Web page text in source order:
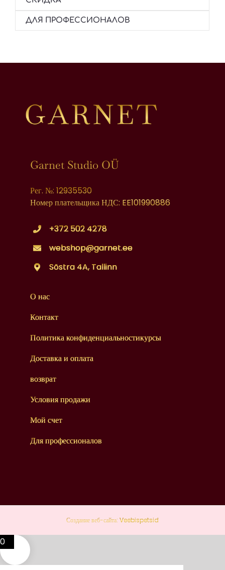
ДЛЯ ПРОФЕССИОНАЛОВ
Garnet Studio OÜ
Рег. №: 12935530
Номер плательщика НДС: EE101990886
+372 502 4278
webshop@garnet.ee
Sõstra 4A, Tallinn
О нас
Контакт
Политика конфиденциальностикурсы
Доставка и оплата
возврат
Условия продажи
Мой счет
Для профессионалов
Создание веб-сайта: Veebispetsid
0